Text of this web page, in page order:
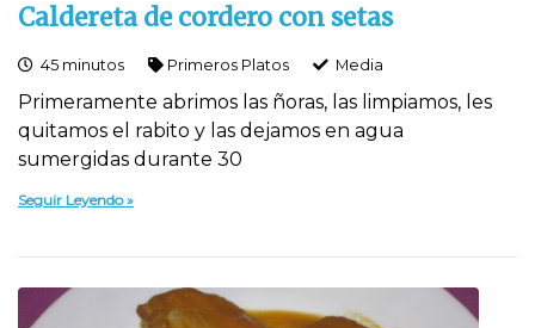
Caldereta de cordero con setas
45 minutos Primeros Platos Media
Primeramente abrimos las ñoras, las limpiamos, les
quitamos el rabito y las dejamos en agua
sumergidas durante 30
Seguir Leyendo